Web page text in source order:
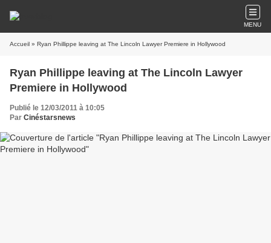
MENU
Accueil » Ryan Phillippe leaving at The Lincoln Lawyer Premiere in Hollywood
Ryan Phillippe leaving at The Lincoln Lawyer
Premiere in Hollywood
Publié le 12/03/2011 à 10:05
Par Cinéstarsnews